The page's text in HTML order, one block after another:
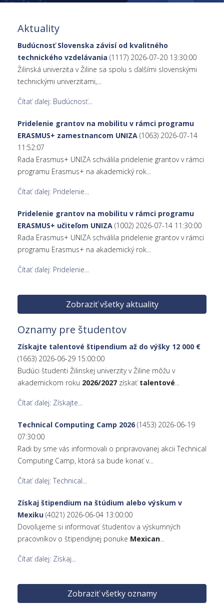
Aktuality
Budúcnosť Slovenska závisí od kvalitného
technického vzdelávania (1117) 2026-07-20 13:30:00
Žilinská univerzita v Žiline sa spolu s ďalšími slovenskými
technickými univerzitami,...
Čítať ďalej: Budúcnosť...
Pridelenie grantov na mobilitu v rámci programu
ERASMUS+ zamestnancom UNIZA (1063) 2026-07-14
11:52:07
Rada Erasmus+ UNIZA schválila pridelenie grantov v rámci
programu Erasmus+ na akademický rok...
Čítať ďalej: Pridelenie...
Pridelenie grantov na mobilitu v rámci programu
ERASMUS+ učiteľom UNIZA (1002) 2026-07-14 11:30:00
Rada Erasmus+ UNIZA schválila pridelenie grantov v rámci
programu Erasmus+ na akademický rok...
Čítať ďalej: Pridelenie...
Zobraziť všetky aktuality
Oznamy pre študentov
Získajte talentové štipendium až do výšky 12 000 €
(1663) 2026-06-29 15:00:00
Budúci študenti Žilinskej univerzity v Žiline môžu v
akademickom roku 2026/2027 získať talentové
Čítať ďalej: Získajte...
Technical Computing Camp 2026 (1453) 2026-06-19
07:30:00
Radi by sme vás informovali o pripravovanej akcii Technical
Computing Camp, ktorá sa bude konať v...
Čítať ďalej: Technical...
Získaj štipendium na štúdium alebo výskum v
Mexiku (4021) 2026-06-04 13:00:00
Dovoľujeme si informovať študentov a výskumných
pracovníkov o štipendijnej ponuke Mexican
Čítať ďalej: Získaj...
Zobraziť všetky oznamy